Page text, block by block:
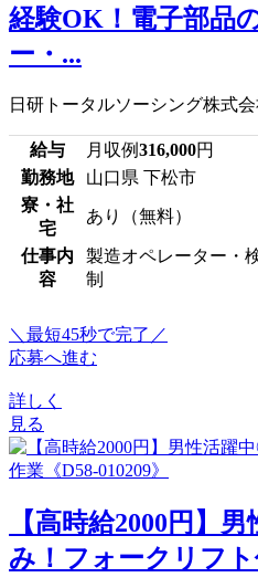
経験OK！電子部品
ー・...
日研トータルソーシング株式
給与 月収例316,000円
勤務地
山口県 下松市
寮・社
宅
あり（無料）
仕事内
容
製造オペレーター・
制
＼最短45秒で完了／
応募へ進む
詳しく
見る
【高時給2000円】
み！フォークリフト